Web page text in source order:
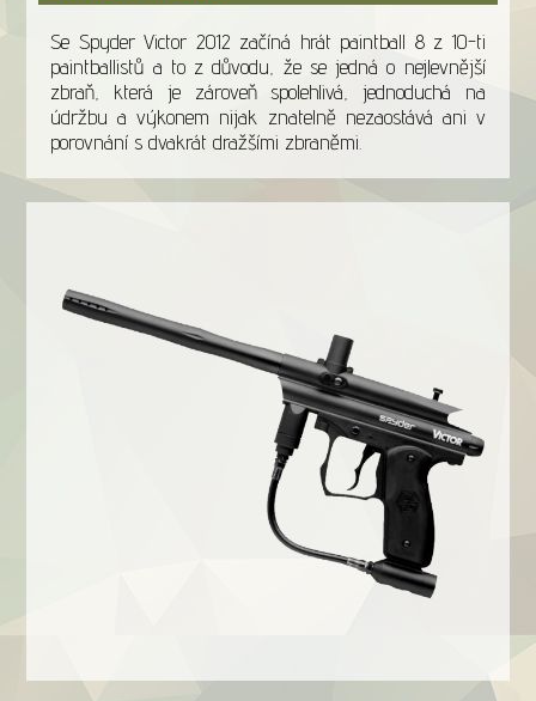
Se Spyder Victor 2012 začíná hrát paintball 8 z 10-ti
paintballistů a to z důvodu, že se jedná o nejlevnější
zbraň, která je zároveň spolehlivá, jednoduchá na
údržbu a výkonem nijak znatelně nezaostává ani v
porovnání s dvakrát dražšími zbraněmi.